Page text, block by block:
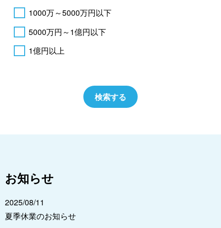
1000万～5000万円以下
5000万円～1億円以下
1億円以上
お知らせ
2025/08/11
夏季休業のお知らせ